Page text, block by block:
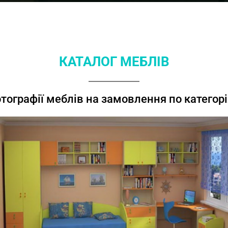
КАТАЛОГ МЕБЛІВ
меблів на замовлення по